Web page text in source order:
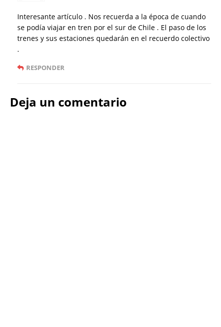
Interesante artículo . Nos recuerda a la época de cuando
se podía viajar en tren por el sur de Chile . El paso de los
trenes y sus estaciones quedarán en el recuerdo colectivo
.
RESPONDER
Deja un comentario